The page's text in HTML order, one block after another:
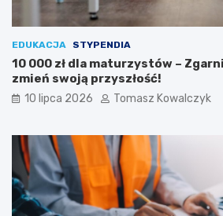
EDUKACJA STYPENDIA
10 000 zł dla maturzystów –
zmień swoją przyszłość!
10 lipca 2026 Tomasz Kowalczyk